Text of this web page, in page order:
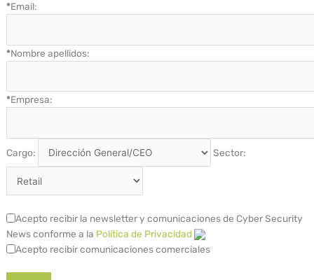
*Email:
*Nombre apellidos:
*Empresa:
Cargo: Sector:
Acepto recibir la newsletter y comunicaciones de Cyber Security
News conforme a la Política de Privacidad
Acepto recibir comunicaciones comerciales